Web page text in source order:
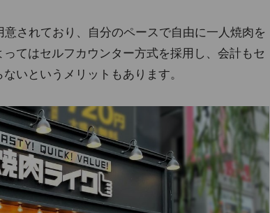
されており、自分のペースで自由に一人焼肉を
てはセルフカウンター方式を採用し、会計もセ
いというメリットもあります。